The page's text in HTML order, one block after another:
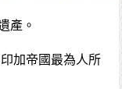
產。
加帝國最為人所